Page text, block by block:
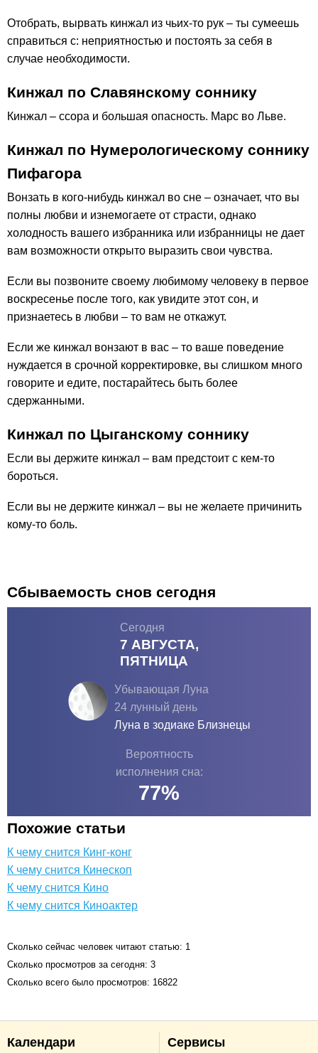
Отобрать, вырвать кинжал из чьих-то рук – ты сумеешь
справиться с: неприятностью и постоять за себя в
случае необходимости.
Кинжал по Славянскому соннику
Кинжал – ссора и большая опасность. Марс во Льве.
Кинжал по Нумерологическому соннику
Пифагора
Вонзать в кого-нибудь кинжал во сне – означает, что вы
полны любви и изнемогаете от страсти, однако
холодность вашего избранника или избранницы не дает
вам возможности открыто выразить свои чувства.
Если вы позвоните своему любимому человеку в первое
воскресенье после того, как увидите этот сон, и
признаетесь в любви – то вам не откажут.
Если же кинжал вонзают в вас – то ваше поведение
нуждается в срочной корректировке, вы слишком много
говорите и едите, постарайтесь быть более
сдержанными.
Кинжал по Цыганскому соннику
Если вы держите кинжал – вам предстоит с кем-то
бороться.
Если вы не держите кинжал – вы не желаете причинить
кому-то боль.
Сбываемость снов сегодня
Сегодня
7 АВГУСТА,
ПЯТНИЦА
Убывающая Луна
24 лунный день
Луна в зодиаке Близнецы
Вероятность
исполнения сна:
77%
Похожие статьи
К чему снится Кинг-конг
К чему снится Кинескоп
К чему снится Кино
К чему снится Киноактер
Сколько сейчас человек читают статью: 1
Сколько просмотров за сегодня: 3
Сколько всего было просмотров: 16822
Календари Сервисы